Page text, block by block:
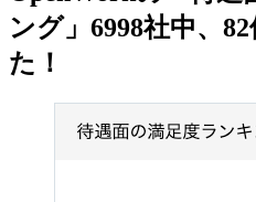
ング」6998社中、
た！